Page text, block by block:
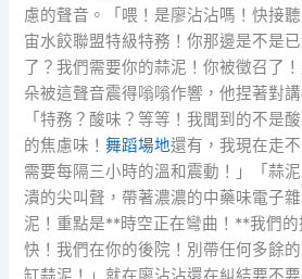
慮的聲音。「喂！是廖沾沾嗎！快接
宙水餃聯盟特級特務！你那邊是不是
了？我們需要你的蒜泥！你被徵召了
朵被這聲音震得嗡嗡作響，他捏著對
「特務？酸味？等等！我聞到的不是
的焦慮味！舞蹈場地還有，我現在走
需要每隔三小時的溫和震動！」「蒜
潰的尖叫聲，帶著濃濃的中藥味電子
泥！重點是**時空正在彎曲！**我們的
快！我們在你的後院！別帶任何多餘